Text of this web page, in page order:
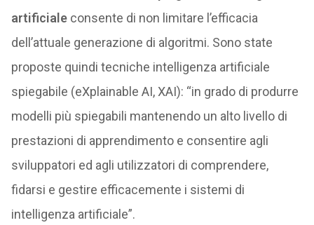
artificialeconsente di non limitare l’efficacia
dell’attuale generazione di algoritmi. Sono state
proposte quindi tecniche intelligenza artificiale
spiegabile (eXplainable AI, XAI): “in grado di produrre
modelli più spiegabili mantenendo un alto livello di
prestazioni di apprendimento e consentire agli
sviluppatori ed agli utilizzatori di comprendere,
fidarsi e gestire efficacemente i sistemi di
intelligenza artificiale”.